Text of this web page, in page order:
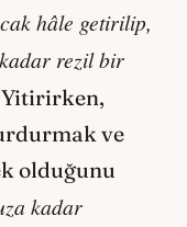
hâle getirilip,
rezil bir
Yitirirken,
ve
olduğunu
kadar